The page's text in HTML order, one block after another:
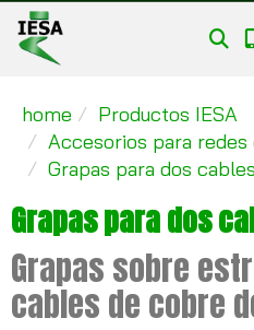
home
Productos IESA
Accesorios para
Grapas para dos cables
Grapas para dos
Grapas sobre
cables de cobre